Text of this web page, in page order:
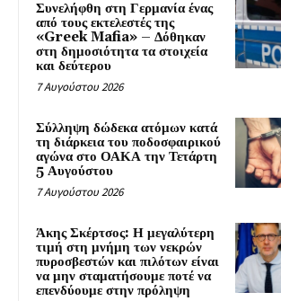
Συνελήφθη στη Γερμανία ένας
από τους εκτελεστές της
«Greek Mafia» – Δόθηκαν
στη δημοσιότητα τα στοιχεία
και δεύτερου
7 Αυγούστου 2026
Σύλληψη δώδεκα ατόμων κατά
τη διάρκεια του ποδοσφαιρικού
αγώνα στο ΟΑΚΑ την Τετάρτη
5 Αυγούστου
7 Αυγούστου 2026
Άκης Σκέρτσος: Η μεγαλύτερη
τιμή στη μνήμη των νεκρών
πυροσβεστών και πιλότων είναι
να μην σταματήσουμε ποτέ να
επενδύουμε στην πρόληψη